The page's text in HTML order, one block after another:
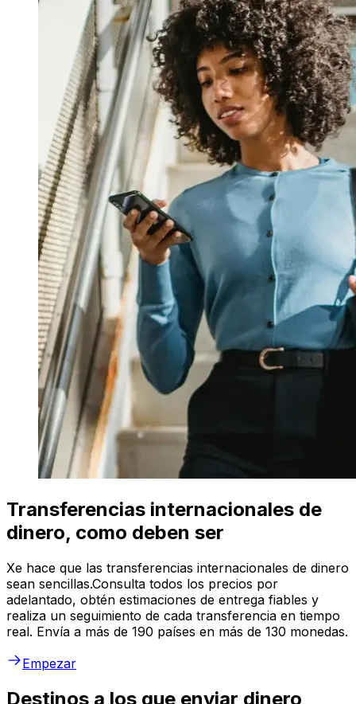
Transferencias internacionales de
dinero, como deben ser
Xe hace que las transferencias internacionales de dinero
sean sencillas.Consulta todos los precios por
adelantado, obtén estimaciones de entrega fiables y
realiza un seguimiento de cada transferencia en tiempo
real. Envía a más de 190 países en más de 130 monedas.
Empezar
Destinos a los que enviar dinero